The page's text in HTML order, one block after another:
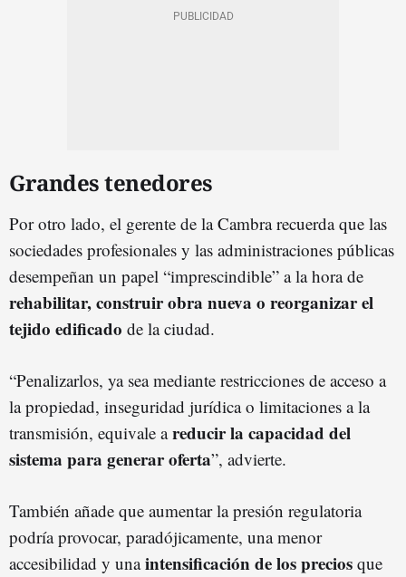
Grandes tenedores
Por otro lado, el gerente de la Cambra recuerda que las
sociedades profesionales y las administraciones públicas
desempeñan un papel “imprescindible” a la hora de
rehabilitar, construir obra nueva o reorganizar el
tejido edificado de la ciudad.
“Penalizarlos, ya sea mediante restricciones de acceso a
la propiedad, inseguridad jurídica o limitaciones a la
transmisión, equivale areducir la capacidad del
sistema para generar oferta”, advierte.
También añade que aumentar la presión regulatoria
podría provocar, paradójicamente, una menor
accesibilidad y unaintensificación de los precios que